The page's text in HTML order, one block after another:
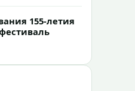
155-летия